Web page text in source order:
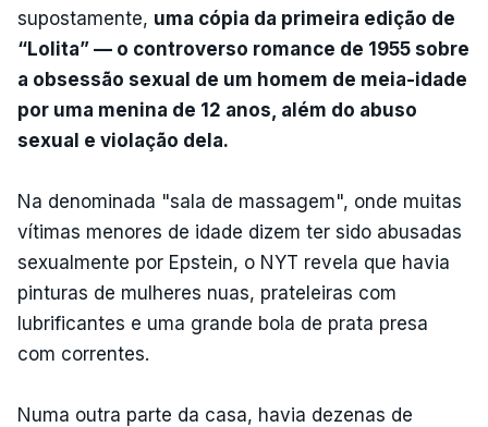
supostamente, uma cópia da primeira edição de
“Lolita” — o controverso romance de 1955 sobre
a obsessão sexual de um homem de meia-idade
por uma menina de 12 anos, além do abuso
sexual e violação dela.
Na denominada "sala de massagem", onde muitas
vítimas menores de idade dizem ter sido abusadas
sexualmente por Epstein, o NYT revela que havia
pinturas de mulheres nuas, prateleiras com
lubrificantes e uma grande bola de prata presa
com correntes.
Numa outra parte da casa, havia dezenas de